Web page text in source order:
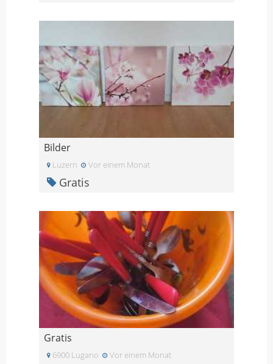
Bilder
Luzern Vor einem Monat
Gratis
Gratis
6900 Lugano Vor einem Monat